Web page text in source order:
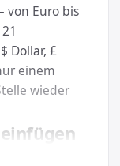
von Euro bis
Dollar, £
einem
wieder